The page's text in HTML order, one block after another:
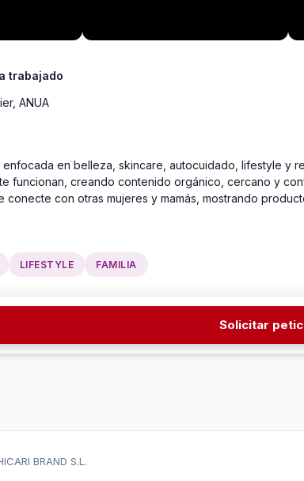
trabajado
ANUA
en belleza, skincare, autocuidado, lifestyle y
funcionan, creando contenido orgánico, cercano y
conecte con otras mujeres y mamás, mostrando
LIFESTYLE FAMILIA
Solicitar
BRAND S.L.